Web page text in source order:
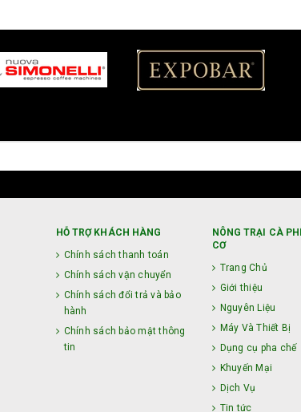
HỖ TRỢ KHÁCH HÀNG
Chính sách thanh toán
Chính sách vận chuyển
Chính sách đổi trả và bảo
hành
Chính sách bảo mật thông
tin
NÔNG TRẠI CÀ
CƠ
Trang Chủ
Giới thiệu
Nguyên Liệu
Máy Và Thiết Bị
Dụng cụ pha chế
Khuyến Mại
Dịch Vụ
Tin tức